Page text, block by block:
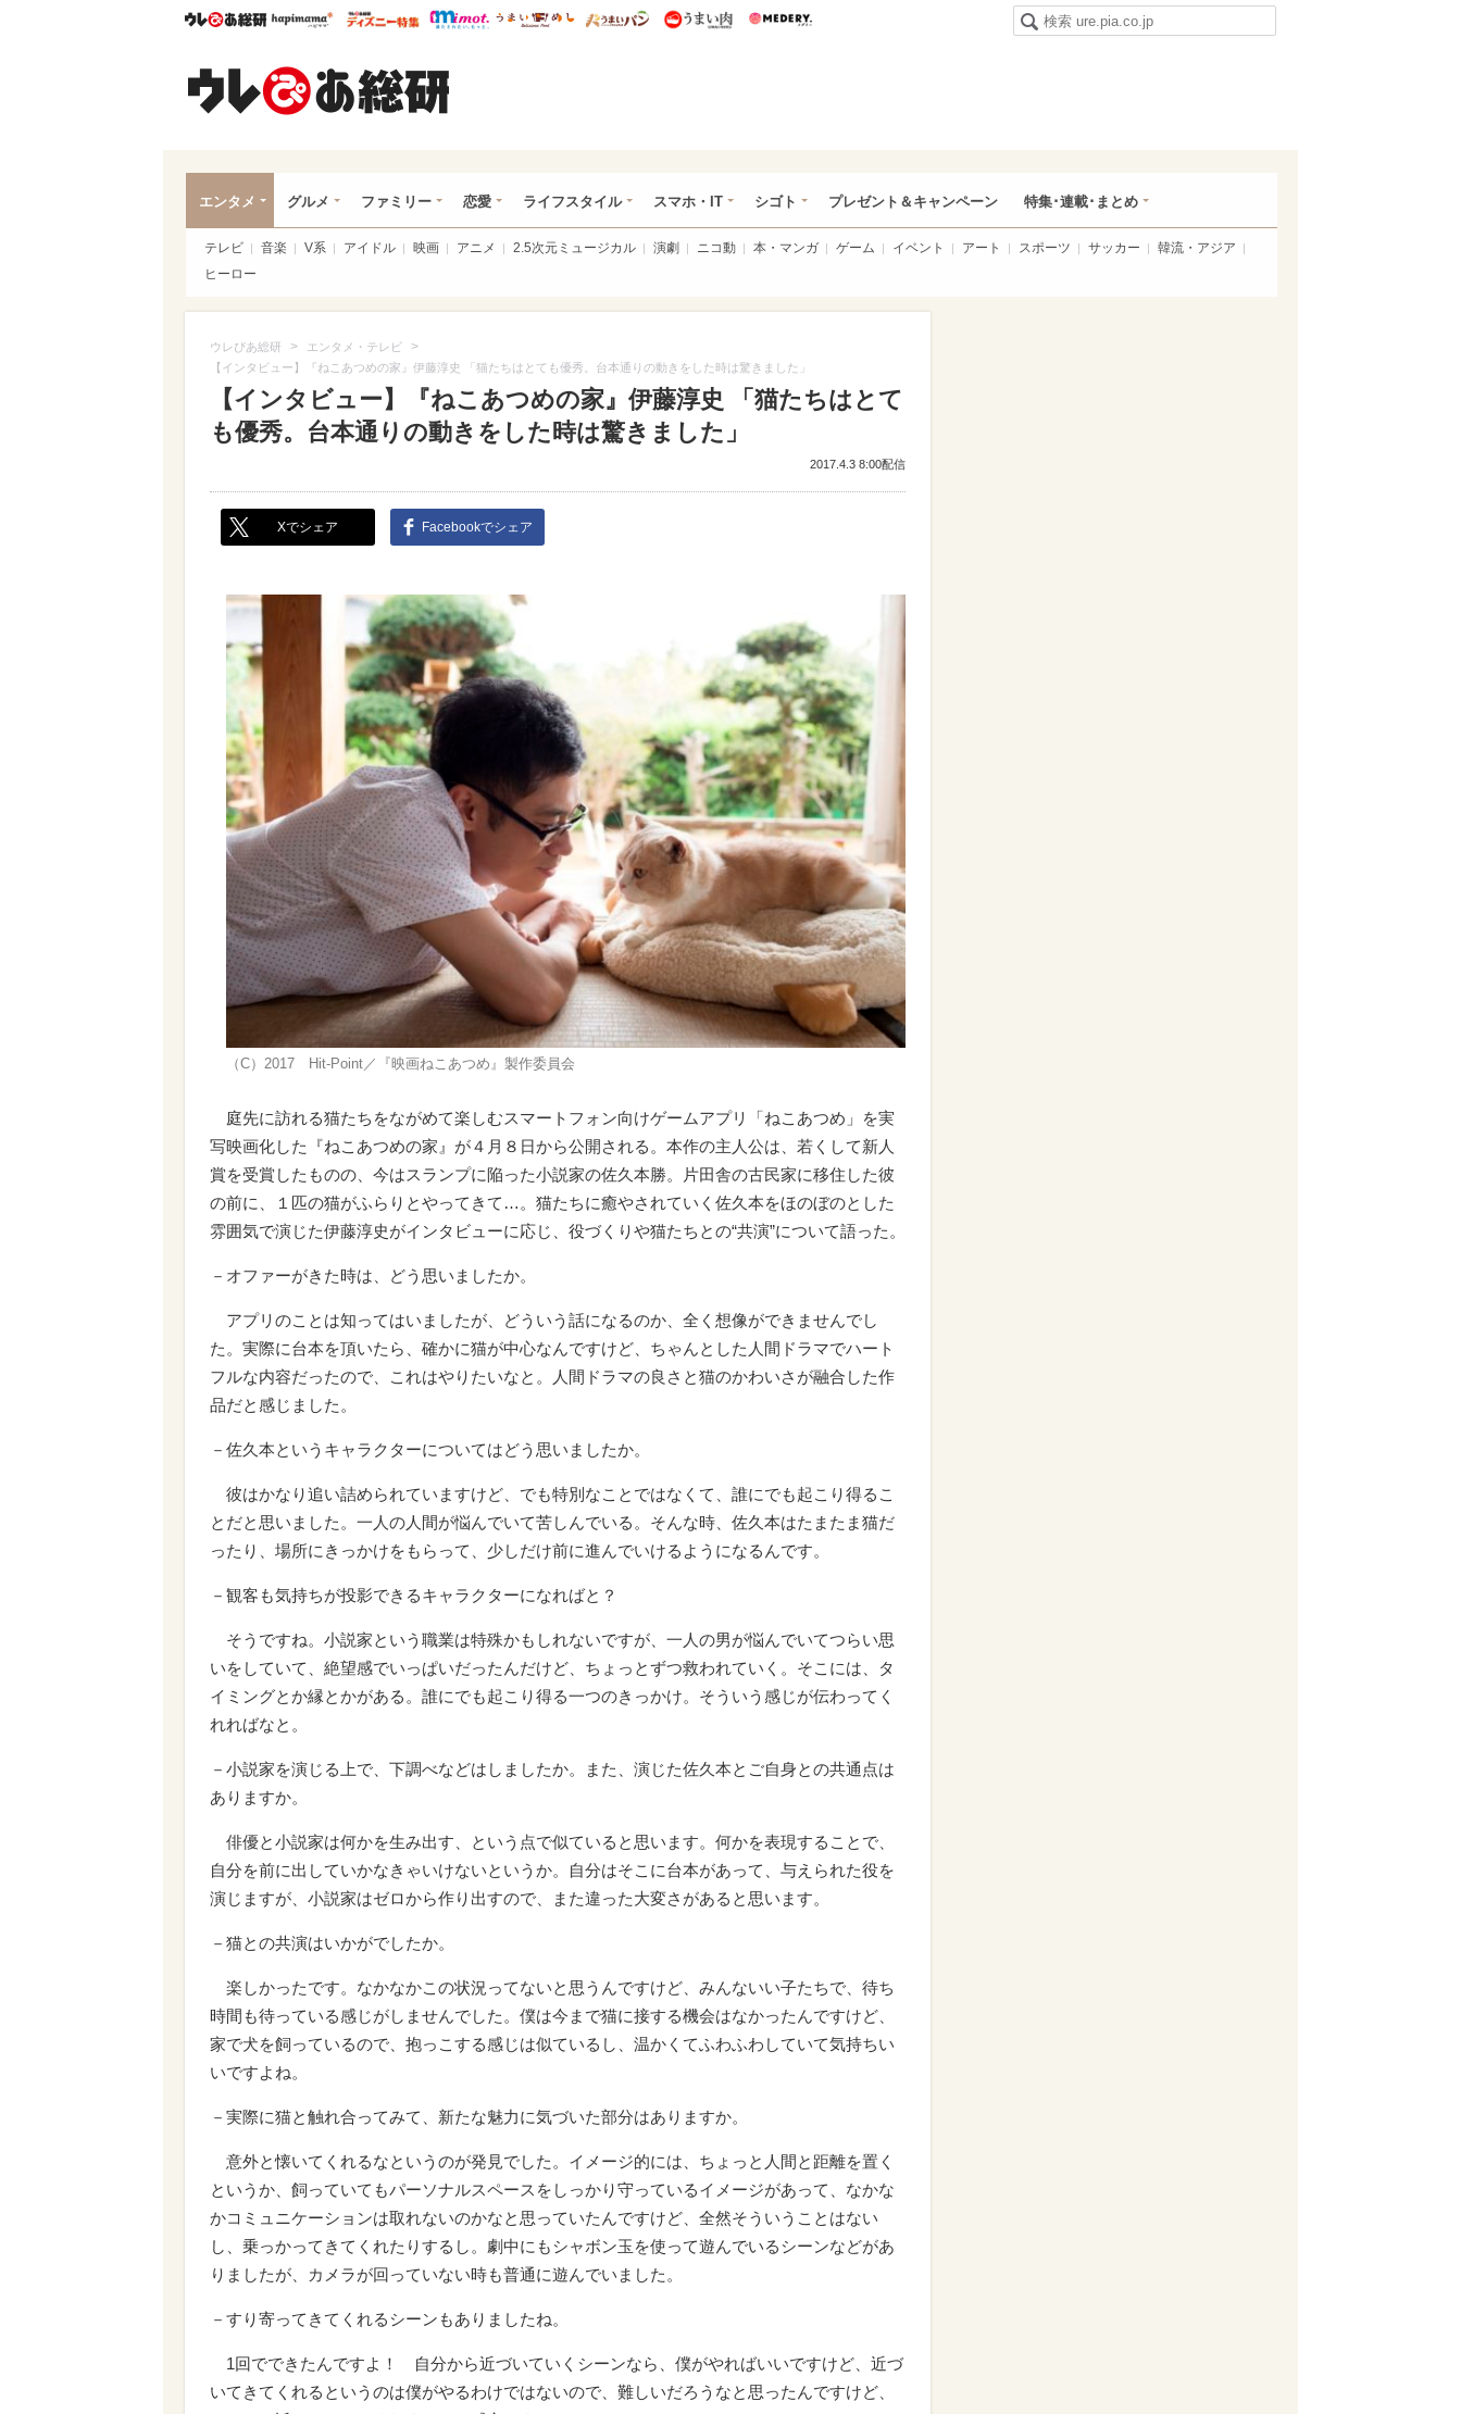
ウレぴあ総研ハピママ* ウレぴあ総研 ディズニー特集
mimot. うまいめし うまいパン うまい肉
エンタメ グルメ ファミリー 恋愛 ライフスタイル スマホ・IT シゴト プレゼント＆キャンペーン 特集･連載･まとめ
テレビ 音楽 V系 アイドル 映画 アニメ 2.5次元ミュージカル 演劇 ニコ動 本・マンガ ゲーム イベント アート スポーツ サッカー
韓流・アジア
ヒーロー
ウレぴあ総研 > エンタメ・テレビ >
【インタビュー】『ねこあつめの家』伊藤淳史 「猫たちはとても優秀。台本通りの動きをした時は驚きました」
【インタビュー】『ねこあつめの家』伊藤淳史 「猫たちはとて
も優秀。台本通りの動きをした時は驚きました」
2017.4.3 8:00配信
Xでシェア Facebookでシェア
（C）2017 Hit-Point／『映画ねこあつめ』製作委員会
庭先に訪れる猫たちをながめて楽しむスマートフォン向けゲームアプリ「ねこあつめ」を実
写映画化した『ねこあつめの家』が４月８日から公開される。本作の主人公は、若くして新人
賞を受賞したものの、今はスランプに陥った小説家の佐久本勝。片田舎の古民家に移住した彼
の前に、１匹の猫がふらりとやってきて…。猫たちに癒やされていく佐久本をほのぼのとした
雰囲気で演じた伊藤淳史がインタビューに応じ、役づくりや猫たちとの“共演”について語った。
－オファーがきた時は、どう思いましたか。
アプリのことは知ってはいましたが、どういう話になるのか、全く想像ができませんでし
た。実際に台本を頂いたら、確かに猫が中心なんですけど、ちゃんとした人間ドラマでハート
フルな内容だったので、これはやりたいなと。人間ドラマの良さと猫のかわいさが融合した作
品だと感じました。
－佐久本というキャラクターについてはどう思いましたか。
彼はかなり追い詰められていますけど、でも特別なことではなくて、誰にでも起こり得るこ
とだと思いました。一人の人間が悩んでいて苦しんでいる。そんな時、佐久本はたまたま猫だ
ったり、場所にきっかけをもらって、少しだけ前に進んでいけるようになるんです。
－観客も気持ちが投影できるキャラクターになればと？
そうですね。小説家という職業は特殊かもしれないですが、一人の男が悩んでいてつらい思
いをしていて、絶望感でいっぱいだったんだけど、ちょっとずつ救われていく。そこには、タ
イミングとか縁とかがある。誰にでも起こり得る一つのきっかけ。そういう感じが伝わってく
れればなと。
－小説家を演じる上で、下調べなどはしましたか。また、演じた佐久本とご自身との共通点は
ありますか。
俳優と小説家は何かを生み出す、という点で似ていると思います。何かを表現することで、
自分を前に出していかなきゃいけないというか。自分はそこに台本があって、与えられた役を
演じますが、小説家はゼロから作り出すので、また違った大変さがあると思います。
－猫との共演はいかがでしたか。
楽しかったです。なかなかこの状況ってないと思うんですけど、みんないい子たちで、待ち
時間も待っている感じがしませんでした。僕は今まで猫に接する機会はなかったんですけど、
家で犬を飼っているので、抱っこする感じは似ているし、温かくてふわふわしていて気持ちい
いですよね。
－実際に猫と触れ合ってみて、新たな魅力に気づいた部分はありますか。
意外と懐いてくれるなというのが発見でした。イメージ的には、ちょっと人間と距離を置く
というか、飼っていてもパーソナルスペースをしっかり守っているイメージがあって、なかな
かコミュニケーションは取れないのかなと思っていたんですけど、全然そういうことはない
し、乗っかってきてくれたりするし。劇中にもシャボン玉を使って遊んでいるシーンなどがあ
りましたが、カメラが回っていない時も普通に遊んでいました。
－すり寄ってきてくれるシーンもありましたね。
1回でできたんですよ！ 自分から近づいていくシーンなら、僕がやればいいですけど、近づ
いてきてくれるというのは僕がやるわけではないので、難しいだろうなと思ったんですけど、